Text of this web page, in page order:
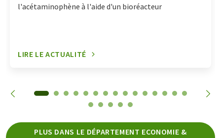
l'acétaminophène à l'aide d'un bioréacteur
LIRE LE ACTUALITÉ
PLUS DANS LE DÉPARTEMENT ECONOMIE &